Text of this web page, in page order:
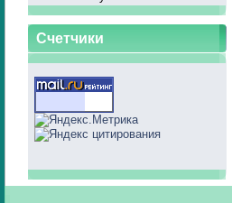
Счетчики